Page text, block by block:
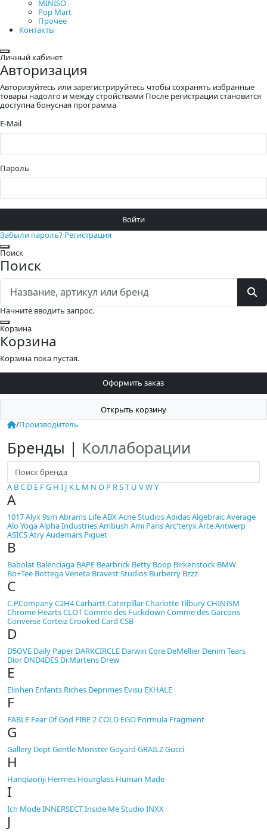
MINISO
Pop Mart
Прочее
Контакты
Закрыть
Личный кабинет
Авторизация
Авторизуйтесь или зарегистрируйтесь чтобы сохранять избранные
товары надолго и между стройствами После регистрации становится
доступна бонусная программа
E-Mail
Пароль
Войти
Забыли пароль? Регистрация
Закрыть
Поиск
Поиск
Начните вводить запрос.
Закрыть
Корзина
Корзина
Корзина пока пустая.
Оформить заказ
Открыть корзину
/Производитель
Бренды | Коллаборации
A BC D E FG H I J K L M N O P RST U VWY
A
1017 Alyx 9smAbrams LifeABXAcne StudiosAdidasAlgebraic Average
Alo YogaAlpha IndustriesAmbush Ami ParisArc'teryxArte Antwerp
ASICSAtryAudemars Piguet
B
Babolat Balenciaga BAPE Bearbrick Betty Boop Birkenstock BMW
Bo+Tee Bottega Veneta Bravest Studios Burberry Bzzz
C
C.P.CompanyC2H4CarharttCaterpillarCharlotte TilburyCHINISM
Chrome HeartsCLOTComme des Fuckdown Comme des Garcons
ConverseCorteizCrooked Card CSB
D
D5OVE Daily Paper DARKCIRCLE Darwin Core DeMellier Denim Tears
Dior DND4DES Dr.Martens Drew
E
Elinhen Enfants Riches Deprimes Evisu EXHALE
F
FABLE Fear Of God FIRE 2 COLD EGO Formula Fragment
G
Gallery DeptGentle MonsterGoyard GRAILZGucci
H
Hanqiaoriji Hermes Hourglass Human Made
I
Ich ModeINNERSECTInside Me StudioINXX
J